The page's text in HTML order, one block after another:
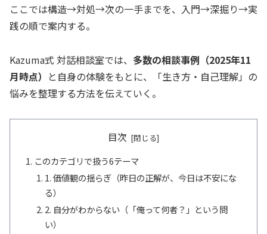
ここでは構造→対処→次の一手までを、入門→深掘り→実
践の順で案内する。
Kazuma式 対話相談室では、 多数の相談事例（2025年11
月時点） と自身の体験をもとに、「生き方・自己理解」の
悩みを整理する方法を伝えていく。
目次
このカテゴリで扱う6テーマ
1. 価値観の揺らぎ（昨日の正解が、今日は不安にな
る）
2. 自分がわからない（「俺って何者？」という問
い）